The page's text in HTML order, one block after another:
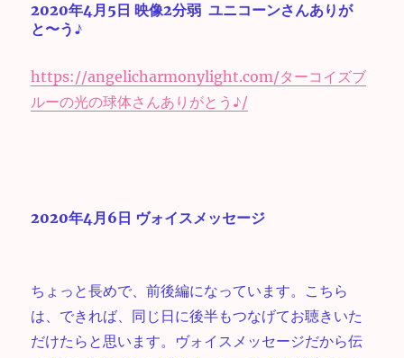
2020年4月5日 映像2分弱 ユニコーンさんありが
と〜う♪
https://angelicharmonylight.com/ターコイズブ
ルーの光の球体さんありがとう♪/
2020年4月6日 ヴォイスメッセージ
ちょっと長めで、前後編になっています。こちら
は、できれば、同じ日に後半もつなげてお聴きいた
だけたらと思います。ヴォイスメッセージだから伝